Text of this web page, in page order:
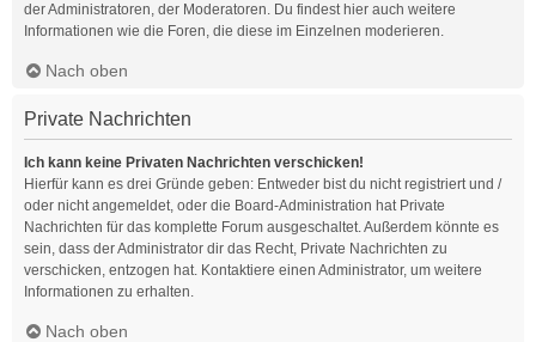
der Administratoren, der Moderatoren. Du findest hier auch weitere
Informationen wie die Foren, die diese im Einzelnen moderieren.
Nach oben
Private Nachrichten
Ich kann keine Privaten Nachrichten verschicken!
Hierfür kann es drei Gründe geben: Entweder bist du nicht registriert und /
oder nicht angemeldet, oder die Board-Administration hat Private
Nachrichten für das komplette Forum ausgeschaltet. Außerdem könnte es
sein, dass der Administrator dir das Recht, Private Nachrichten zu
verschicken, entzogen hat. Kontaktiere einen Administrator, um weitere
Informationen zu erhalten.
Nach oben